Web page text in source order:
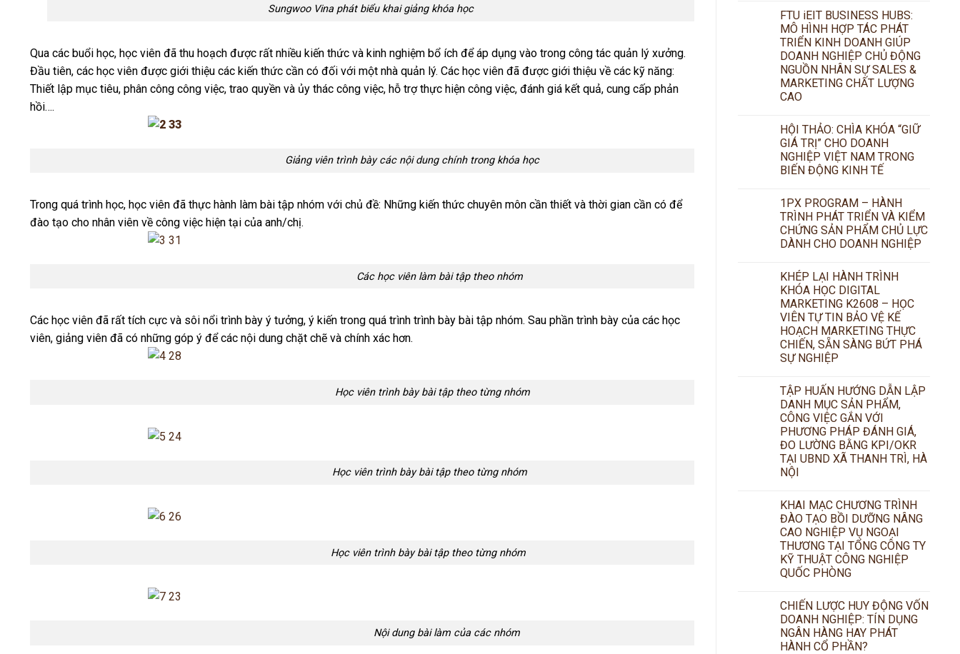
Sungwoo Vina phát biểu khai giảng khóa học
Qua các buổi học, học viên đã thu hoạch được rất nhiều kiến thức và kinh nghiệm bổ ích để áp dụng vào trong công tác quản lý xưởng.
Đầu tiên, các học viên được giới thiệu các kiến thức cần có đối với một nhà quản lý. Các học viên đã được giới thiệu về các kỹ năng:
Thiết lập mục tiêu, phân công công việc, trao quyền và ủy thác công việc, hỗ trợ thực hiện công việc, đánh giá kết quả, cung cấp phản
hồi….
Giảng viên trình bày các nội dung chính trong khóa học
Trong quá trình học, học viên đã thực hành làm bài tập nhóm với chủ đề: Những kiến thức chuyên môn cần thiết và thời gian cần có để
đào tạo cho nhân viên về công việc hiện tại của anh/chị.
Các học viên làm bài tập theo nhóm
Các học viên đã rất tích cực và sôi nổi trình bày ý tưởng, ý kiến trong quá trình trình bày bài tập nhóm. Sau phần trình bày của các học
viên, giảng viên đã có những góp ý để các nội dung chặt chẽ và chính xác hơn.
Học viên trình bày bài tập theo từng nhóm
Học viên trình bày bài tập theo từng nhóm
Học viên trình bày bài tập theo từng nhóm
Nội dung bài làm của các nhóm
FTU iEIT BUSINESS HUBS:
MÔ HÌNH HỢP TÁC PHÁT
TRIỂN KINH DOANH GIÚP
DOANH NGHIỆP CHỦ ĐỘNG
NGUỒN NHÂN SỰ SALES &
MARKETING CHẤT LƯỢNG
CAO
HỘI THẢO: CHÌA KHÓA “GIỮ
GIÁ TRỊ” CHO DOANH
NGHIỆP VIỆT NAM TRONG
BIẾN ĐỘNG KINH TẾ
1PX PROGRAM – HÀNH
TRÌNH PHÁT TRIỂN VÀ KIỂM
CHỨNG SẢN PHẨM CHỦ LỰC
DÀNH CHO DOANH NGHIỆP
KHÉP LẠI HÀNH TRÌNH
KHÓA HỌC DIGITAL
MARKETING K2608 – HỌC
VIÊN TỰ TIN BẢO VỆ KẾ
HOẠCH MARKETING THỰC
CHIẾN, SẴN SÀNG BỨT PHÁ
SỰ NGHIỆP
TẬP HUẤN HƯỚNG DẪN LẬP
DANH MỤC SẢN PHẨM,
CÔNG VIỆC GẮN VỚI
PHƯƠNG PHÁP ĐÁNH GIÁ,
ĐO LƯỜNG BẰNG KPI/OKR
TẠI UBND XÃ THANH TRÌ, HÀ
NỘI
KHAI MẠC CHƯƠNG TRÌNH
ĐÀO TẠO BỒI DƯỠNG NÂNG
CAO NGHIỆP VỤ NGOẠI
THƯƠNG TẠI TỔNG CÔNG TY
KỸ THUẬT CÔNG NGHIỆP
QUỐC PHÒNG
CHIẾN LƯỢC HUY ĐỘNG VỐN
DOANH NGHIỆP: TÍN DỤNG
NGÂN HÀNG HAY PHÁT
HÀNH CỔ PHẦN?